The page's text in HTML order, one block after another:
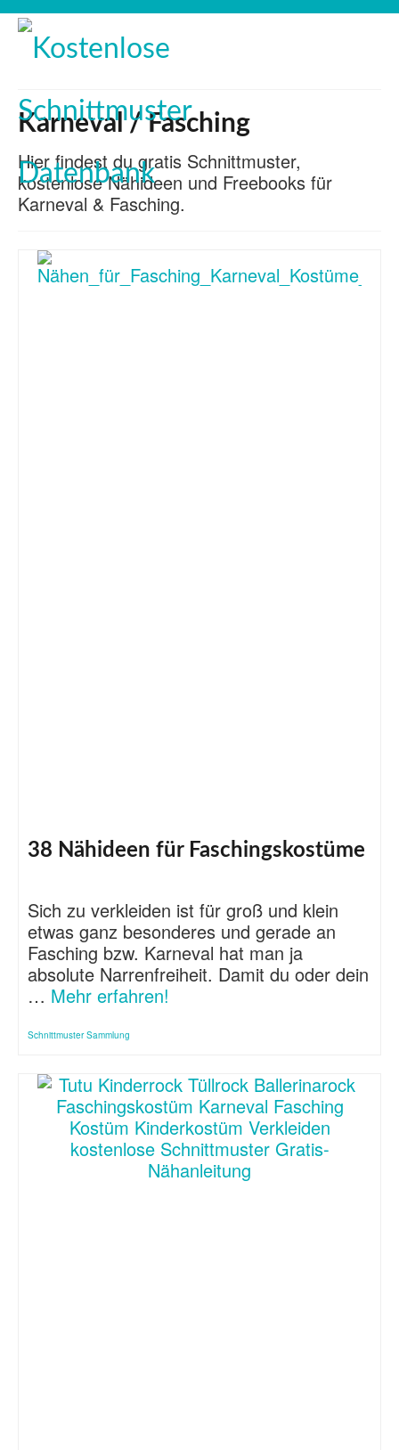
Karneval / Fasching
Hier findest du gratis Schnittmuster,
kostenlose Nähideen und Freebooks für
Karneval & Fasching.
38 Nähideen für Faschingskostüme
Sich zu verkleiden ist für groß und klein
etwas ganz besonderes und gerade an
Fasching bzw. Karneval hat man ja
absolute Narrenfreiheit. Damit du oder dein
… Mehr erfahren!
Schnittmuster Sammlung